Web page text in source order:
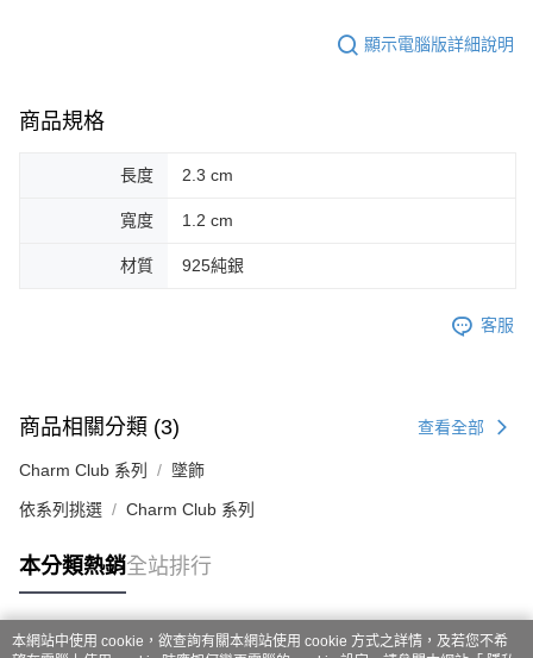
顯示電腦版詳細說明
商品規格
長度 2.3 cm
寬度 1.2 cm
材質 925純銀
客服
商品相關分類 (3) 查看全部
Charm Club 系列 墜飾
依系列挑選 Charm Club 系列
本分類熱銷全站排行
本網站中使用 cookie，欲查詢有關本網站使用 cookie 方式之詳情，及若您不希